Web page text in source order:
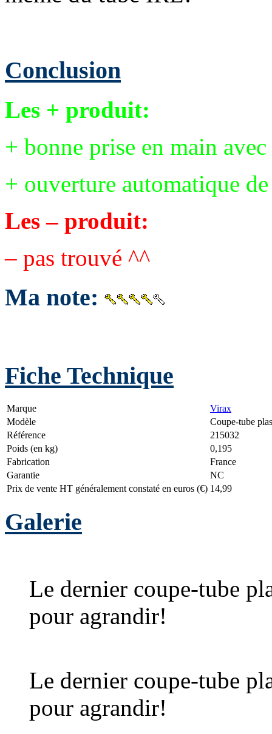
Conclusion
Les + produit:
+ bonne prise en main
+ ouverture automatique
Les – produit:
– pas trouvé ^^
Ma note:
Fiche Technique
Marque
Virax
Modèle
Coupe-tube
Référence
215032
Poids (en kg)
0,195
Fabrication
France
Garantie
NC
Prix de vente HT généralement constaté en euros (€) 14,99
Galerie
Le dernier coupe-tube
pour agrandir!
Le dernier coupe-tube
pour agrandir!